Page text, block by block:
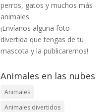
perros, gatos y muchos más
animales.
¡Envíanos alguna foto
divertida que tengas de tu
mascota y la publicaremos!
Animales en las nubes
Animales
Animales divertidos